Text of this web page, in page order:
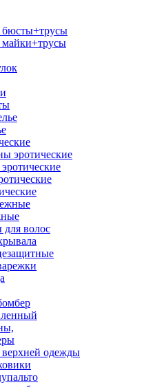
эротические
для волос
одежды